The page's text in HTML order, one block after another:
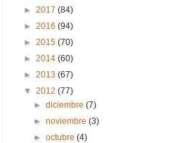
► 2017 (84)
► 2016 (94)
► 2015 (70)
► 2014 (60)
► 2013 (67)
▼ 2012 (77)
►diciembre(7)
►noviembre(3)
►octubre(4)